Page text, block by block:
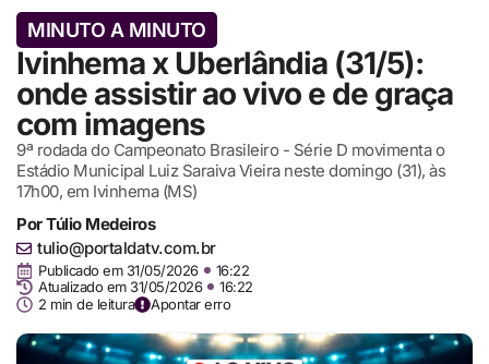
MINUTO A MINUTO
Ivinhema x Uberlândia (31/5):
onde assistir ao vivo e de graça
com imagens
9ª rodada do Campeonato Brasileiro - Série D movimenta o
Estádio Municipal Luiz Saraiva Vieira neste domingo (31), às
17h00, em Ivinhema (MS)
PorTúlio Medeiros
tulio@portaldatv.com.br
Publicado em 31/05/2026
16:22
Atualizado em 31/05/2026
16:22
2 min de leitura
Apontar erro